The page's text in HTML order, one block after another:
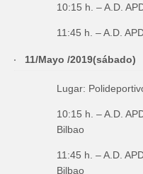
10:15 h. – A.D.
11:45 h. – A.D.
11/Mayo /2019(sábado)
Lugar:
10:15 h. – A.D.
Bilbao
11:45 h. – A.D.
Bilbao